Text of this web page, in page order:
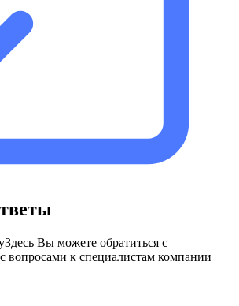
Здесь Вы можете обратиться с
к специалистам компании